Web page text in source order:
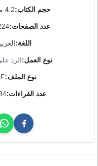
حجم الكتاب:4.2 ميغا بايت
عدد الصفحات:224
اللغة:
نوع العمل:الرد
نوع الملف:
عدد القراءات: